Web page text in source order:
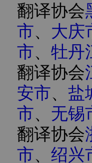
翻译协会
市、 大庆
市、 牡丹
翻译协会
安市、 盐
市、 无锡
翻译协会
市、 绍兴